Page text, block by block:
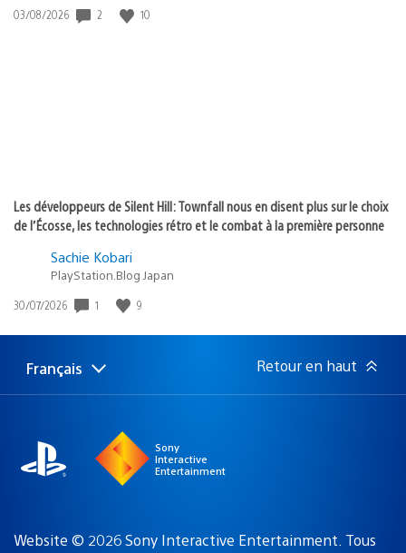
Date
03/08/2026 2 10
Les développeurs de Silent Hill: Townfall nous en disent plus sur le choix
de l’Écosse, les technologies rétro et le combat à la première personne
Sachie Kobari
PlayStation.Blog Japan
Date
publication
30/07/2026 1 9
Choisir
une
Région
actuelle
Français Retour en haut
Sony
Interactive
Entertainment
Website © 2026 Sony Interactive Entertainment. Tous